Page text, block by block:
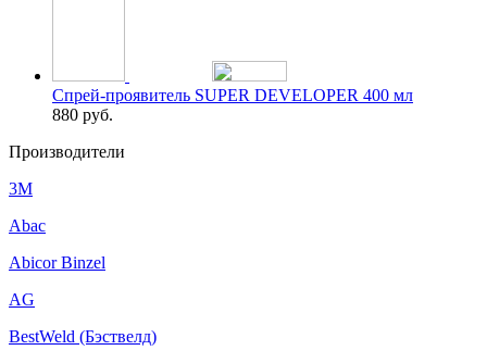
Спрей-проявитель SUPER DEVELOPER 400 мл
880 руб.
Производители
3M
Abac
Abicor Binzel
AG
BestWeld (Бэствелд)